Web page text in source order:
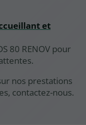
et
80 RENOV pour
nos prestations
contactez-nous.